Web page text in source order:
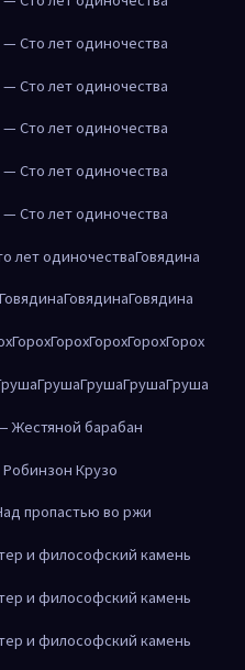
— Сто лет одиночества
— Сто лет одиночества
— Сто лет одиночества
— Сто лет одиночества
— Сто лет одиночества
лет одиночестваГовядина
ГовядинаГовядинаГовядина
ГорохГорохГорохГорохГорох
ГрушаГрушаГрушаГруша
Жестяной барабан
Крузо
пропастью во ржи
и философский камень
и философский камень
и философский камень